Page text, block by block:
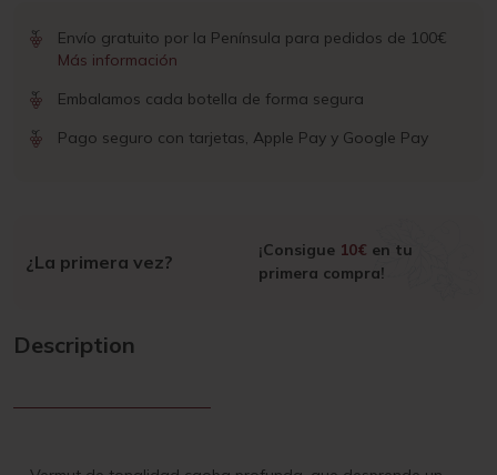
Envío gratuito por la Península para pedidos de 100€
Más información
Embalamos cada botella de forma segura
Pago seguro con tarjetas, Apple Pay y Google Pay
¿La primera vez?
¡Consigue 10€ en tu
primera compra!
Description